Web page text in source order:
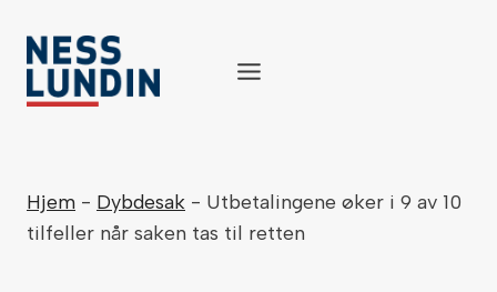
content
Hjem - Dybdesak - Utbetalingene øker i 9 av 10
tilfeller når saken tas til retten